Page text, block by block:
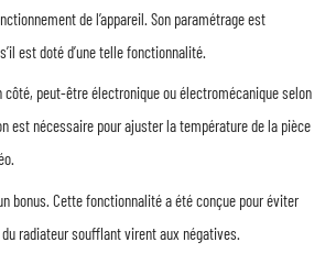
de l’appareil. Son paramétrage est
est doté d’une telle fonctionnalité.
côté, peut-être électronique ou électromécanique selon
est nécessaire pour ajuster la température de la pièce
bonus. Cette fonctionnalité a été conçue pour éviter
radiateur soufflant virent aux négatives.